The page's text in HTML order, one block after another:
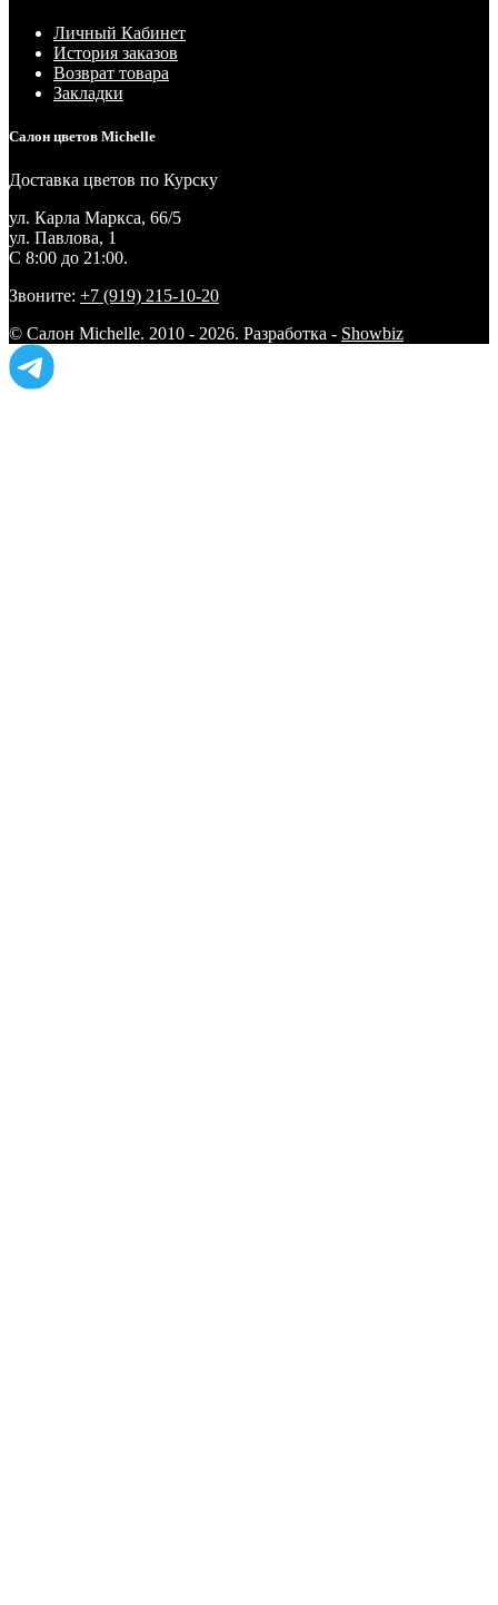
Личный Кабинет
История заказов
Возврат товара
Закладки
Салон цветов Michelle
Доставка цветов по Курску
ул. Карла Маркса, 66/5
ул. Павлова, 1
С 8:00 до 21:00.
Звоните: +7 (919) 215-10-20
© Салон Michelle. 2010 - 2026. Разработка - Showbiz